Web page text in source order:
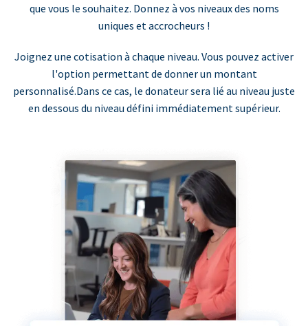
que vous le souhaitez. Donnez à vos niveaux des noms
uniques et accrocheurs !
Joignez une cotisation à chaque niveau. Vous pouvez activer
l'option permettant de donner un montant
personnalisé.Dans ce cas, le donateur sera lié au niveau juste
en dessous du niveau défini immédiatement supérieur.